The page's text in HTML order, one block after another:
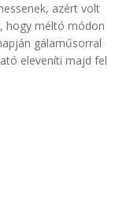
azért volt
hogy méltó módon
gálaműsorral
eleveníti majd fel